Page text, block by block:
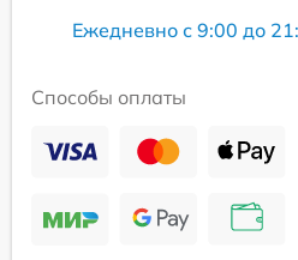
Ежедневно с 9:00 до
Способы оплаты